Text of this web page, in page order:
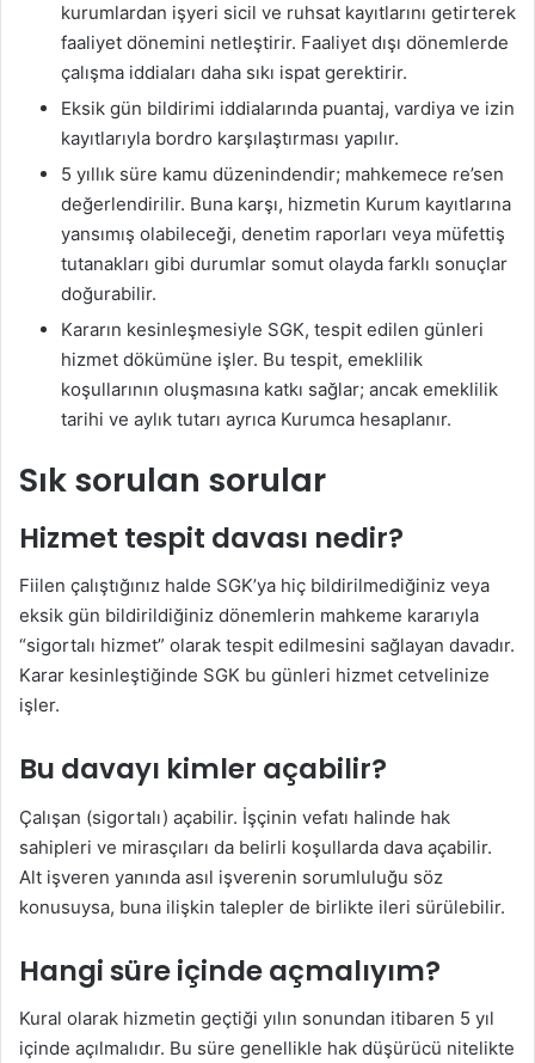
kurumlardan işyeri sicil ve ruhsat kayıtlarını getirterek
faaliyet dönemini netleştirir. Faaliyet dışı dönemlerde
çalışma iddiaları daha sıkı ispat gerektirir.
Eksik gün bildirimi iddialarında puantaj, vardiya ve izin
kayıtlarıyla bordro karşılaştırması yapılır.
5 yıllık süre kamu düzenindendir; mahkemece re’sen
değerlendirilir. Buna karşı, hizmetin Kurum kayıtlarına
yansımış olabileceği, denetim raporları veya müfettiş
tutanakları gibi durumlar somut olayda farklı sonuçlar
doğurabilir.
Kararın kesinleşmesiyle SGK, tespit edilen günleri
hizmet dökümüne işler. Bu tespit, emeklilik
koşullarının oluşmasına katkı sağlar; ancak emeklilik
tarihi ve aylık tutarı ayrıca Kurumca hesaplanır.
Sık sorulan sorular
Hizmet tespit davası nedir?
Fiilen çalıştığınız halde SGK’ya hiç bildirilmediğiniz veya
eksik gün bildirildiğiniz dönemlerin mahkeme kararıyla
“sigortalı hizmet” olarak tespit edilmesini sağlayan davadır.
Karar kesinleştiğinde SGK bu günleri hizmet cetvelinize
işler.
Bu davayı kimler açabilir?
Çalışan (sigortalı) açabilir. İşçinin vefatı halinde hak
sahipleri ve mirasçıları da belirli koşullarda dava açabilir.
Alt işveren yanında asıl işverenin sorumluluğu söz
konusuysa, buna ilişkin talepler de birlikte ileri sürülebilir.
Hangi süre içinde açmalıyım?
Kural olarak hizmetin geçtiği yılın sonundan itibaren 5 yıl
içinde açılmalıdır. Bu süre genellikle hak düşürücü nitelikte